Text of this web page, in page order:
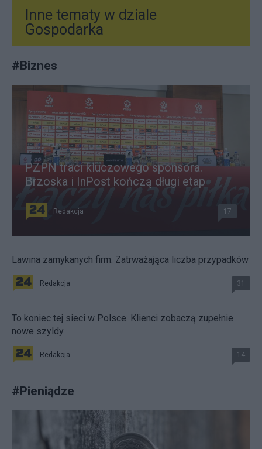
Inne tematy w dziale
Gospodarka
#Biznes
PZPN traci kluczowego sponsora.
Brzoska i InPost kończą długi etap
Redakcja 17
Lawina zamykanych firm. Zatrważająca liczba przypadków
Redakcja 31
To koniec tej sieci w Polsce. Klienci zobaczą zupełnie
nowe szyldy
Redakcja 14
#Pieniądze